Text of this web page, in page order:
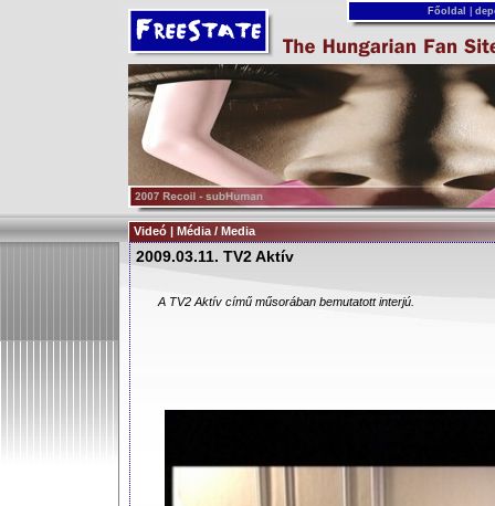
Főoldal
Videó | Média / Media
2009.03.11. TV2 Aktív
A TV2 Aktív című műsorában bemutatott interjú.